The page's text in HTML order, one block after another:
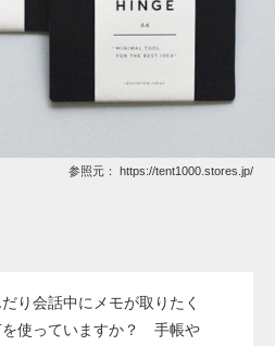
参照元： https://tent1000.stores.jp/
り会話中にメモが取りたく
を使っていますか？ 手帳や